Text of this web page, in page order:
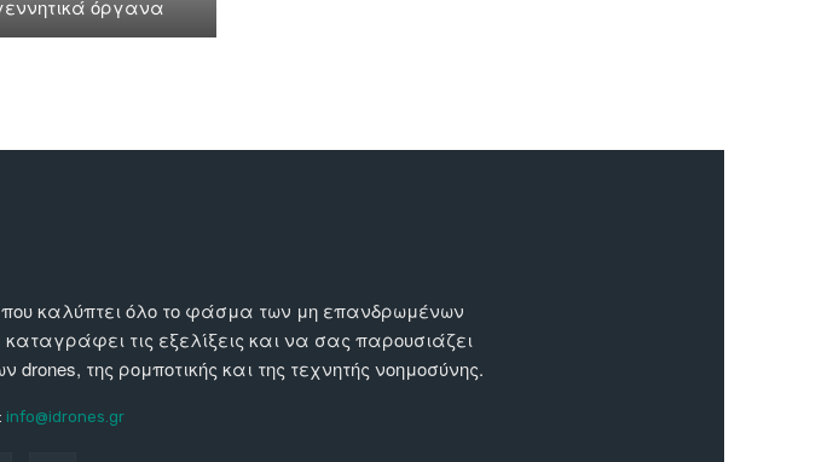
όργανα
που καλύπτει όλο το φάσμα των μη επανδρωμένων
τις εξελίξεις και να σας παρουσιάζει
της ρομποτικής και της τεχνητής νοημοσύνης.
info@idrones.gr